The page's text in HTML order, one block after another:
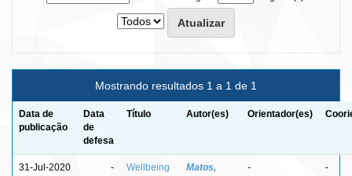
Mostrando resultados 1 a 1 de 1
Data de
publicação
Data
de
defesa
Título Autor(es) Orientador(es)
31-Jul-2020 -
Wellbeing
Matos,
- -